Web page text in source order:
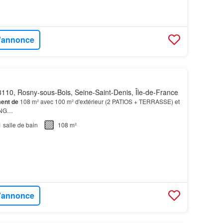
Rosny-sous-Bois, Seine-Saint-Denis, Île-de-France
de108 m² avec 100 m² d'extérieur (2 PATIOS + TERRASSE) et
salle de bain 108 m²